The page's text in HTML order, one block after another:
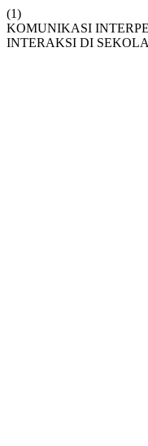
(1)
KOMUNIKASI
INTERAKSI DI